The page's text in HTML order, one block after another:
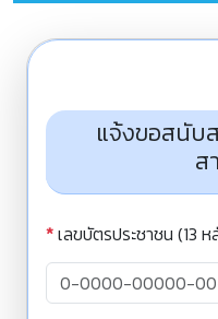
แจ้งขอสนั
ส
*เลขบัตรประชาชน (13